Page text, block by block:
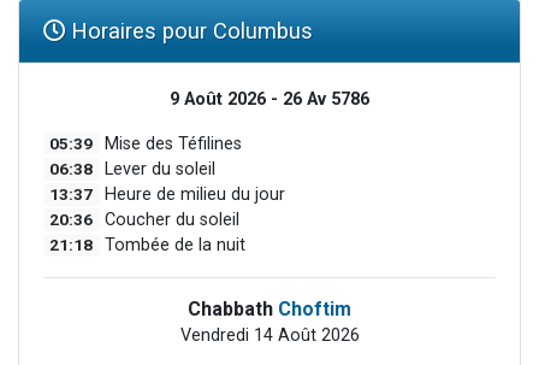
Horaires pour Columbus
9 Août 2026 - 26 Av 5786
05:39 Mise des Téfilines
06:38 Lever du soleil
13:37 Heure de milieu du jour
20:36 Coucher du soleil
21:18 Tombée de la nuit
Chabbath Choftim
Vendredi 14 Août 2026